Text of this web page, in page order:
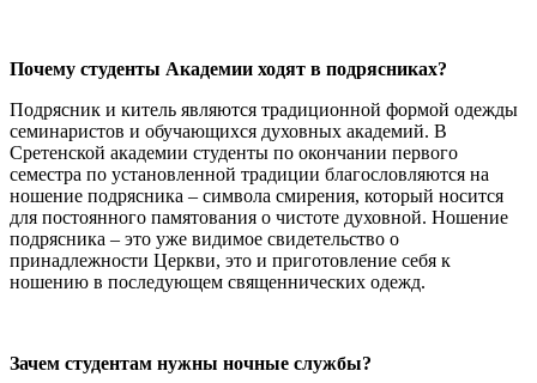
Почему студенты Академии ходят в подрясниках?
Подрясник и китель являются традиционной формой одежды
семинаристов и обучающихся духовных академий. В
Сретенской академии студенты по окончании первого
семестра по установленной традиции благословляются на
ношение подрясника – символа смирения, который носится
для постоянного памятования о чистоте духовной. Ношение
подрясника – это уже видимое свидетельство о
принадлежности Церкви, это и приготовление себя к
ношению в последующем священнических одежд.
Зачем студентам нужны ночные службы?